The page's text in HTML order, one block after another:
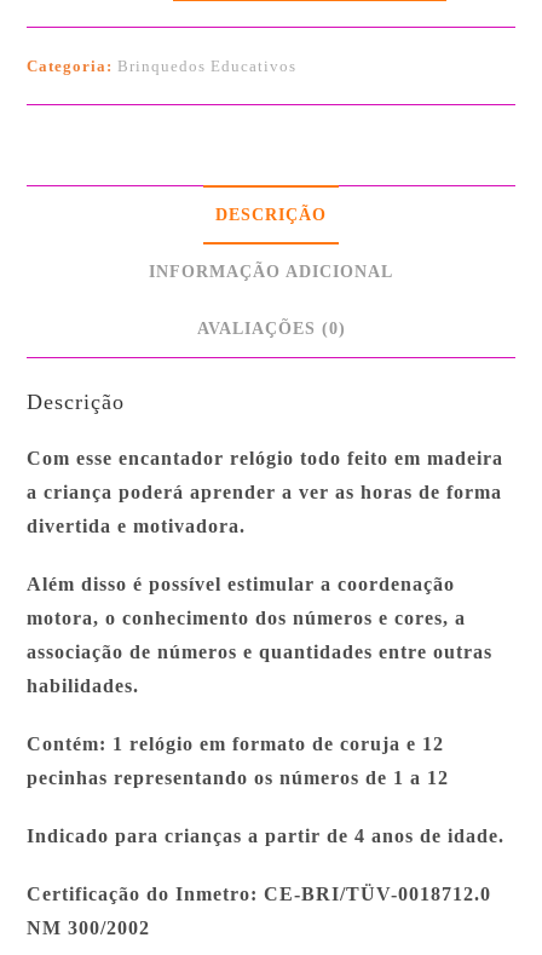
Categoria: Brinquedos Educativos
DESCRIÇÃO
INFORMAÇÃO ADICIONAL
AVALIAÇÕES (0)
Descrição
Com esse encantador relógio todo feito em madeira
a criança poderá aprender a ver as horas de forma
divertida e motivadora.
Além disso é possível estimular a coordenação
motora, o conhecimento dos números e cores, a
associação de números e quantidades entre outras
habilidades.
Contém: 1 relógio em formato de coruja e 12
pecinhas representando os números de 1 a 12
Indicado para crianças a partir de 4 anos de idade.
Certificação do Inmetro: CE-BRI/TÜV-0018712.0
NM 300/2002